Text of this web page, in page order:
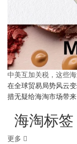
中美互加关税，这些
在全球贸易局势风云
措无疑给海淘市场带
海淘标签
更多